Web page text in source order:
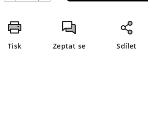
Tisk Zeptat se Sdílet